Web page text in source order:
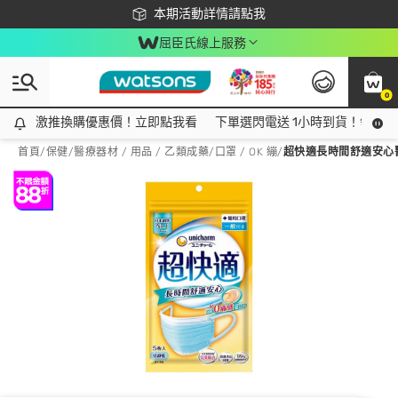
本期活動詳情請點我
下載app最高回饋$350
屈臣氏線上服務
0
激推換購優惠價！立即點我看
激推換購優惠價！立即點我看 下單選閃電送 1小時到貨！領神
首頁/保健/醫療器材 / 用品 / 乙類成藥/ 口罩 / OK 繃/超快適長時間舒適安